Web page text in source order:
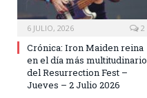
6 JULIO, 2026 2
Crónica: Iron Maiden reina
en el día más multitudinario
del Resurrection Fest –
Jueves – 2 Julio 2026